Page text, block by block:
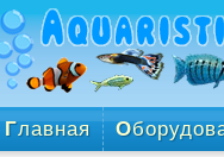
Главная О